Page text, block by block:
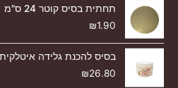
תחתית בסיס קוטר 24 ס"מ
₪1.90
בסיס להכנת גלידה
₪26.80